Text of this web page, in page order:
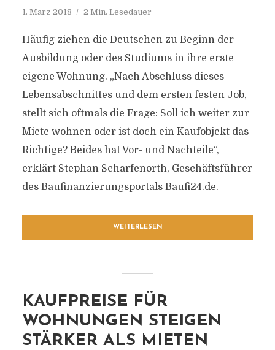
1. März 2018 2 Min. Lesedauer
Häufig ziehen die Deutschen zu Beginn der
Ausbildung oder des Studiums in ihre erste
eigene Wohnung. „Nach Abschluss dieses
Lebensabschnittes und dem ersten festen Job,
stellt sich oftmals die Frage: Soll ich weiter zur
Miete wohnen oder ist doch ein Kaufobjekt das
Richtige? Beides hat Vor- und Nachteile“,
erklärt Stephan Scharfenorth, Geschäftsführer
des Baufinanzierungsportals Baufi24.de.
WEITERLESEN
KAUFPREISE FÜR
WOHNUNGEN STEIGEN
STÄRKER ALS MIETEN